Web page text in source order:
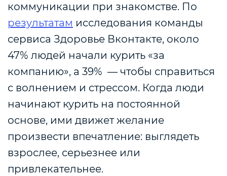
коммуникации при знакомстве. По
результатам исследования команды
сервиса Здоровье Вконтакте, около
47% людей начали курить «за
компанию», а 39% — чтобы справиться
с волнением и стрессом. Когда люди
начинают курить на постоянной
основе, ими движет желание
произвести впечатление: выглядеть
взрослее, серьезнее или
привлекательнее.